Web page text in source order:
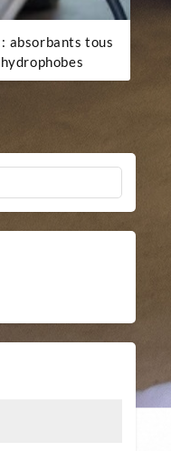
absorbants tous